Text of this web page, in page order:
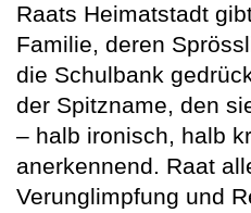
Raats Heimatstadt
Familie, deren
die Schulbank
der Spitzname, den
– halb ironisch, halb
anerkennend. Raat
Verunglimpfung und